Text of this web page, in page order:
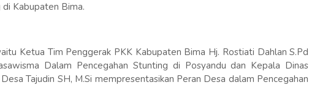
Kabupaten Bima.
Ketua Tim Penggerak PKK Kabupaten Bima Hj. Rostiati Dahlan S.Pd
Dalam Pencegahan Stunting di Posyandu dan Kepala Dinas
Tajudin SH, M.Si mempresentasikan Peran Desa dalam Pencegahan